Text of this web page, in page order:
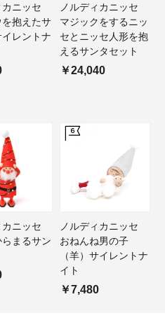
カニッセ
抱えたサ
レントナ
ノルディカニッセ
マジックをするニッ
セとニッセ人形を抱
えるサンタセット
￥24,040
カニッセ
まるサン
ノルディカニッセ
おねんね男の子
（羊）サイレントナ
イト
￥7,480